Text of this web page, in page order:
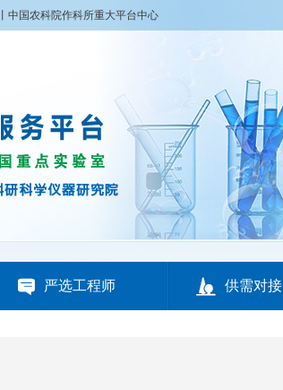
中国农科院作科所重大平台中心
 严选工程师  供需对接